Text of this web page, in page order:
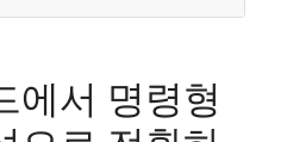
에서 명령형